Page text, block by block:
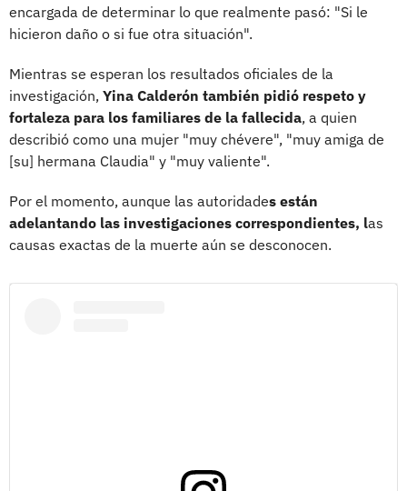
encargada de determinar lo que realmente pasó: "Si le
hicieron daño o si fue otra situación".
Mientras se esperan los resultados oficiales de la
investigación, Yina Calderón también pidió respeto y
fortaleza para los familiares de la fallecida, a quien
describió como una mujer "muy chévere", "muy amiga de
[su] hermana Claudia" y "muy valiente".
Por el momento, aunque las autoridades están
adelantando las investigaciones correspondientes, las
causas exactas de la muerte aún se desconocen.